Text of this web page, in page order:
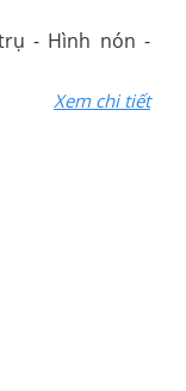
- Hình nón -
Xem chi tiết